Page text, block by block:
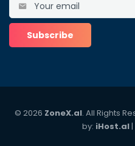
© 2026 ZoneX.al. All Rights
by: iHost.al |